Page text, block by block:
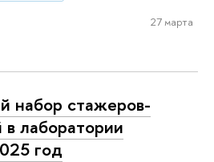
27 марта
набор стажеров-
лаборатории
год